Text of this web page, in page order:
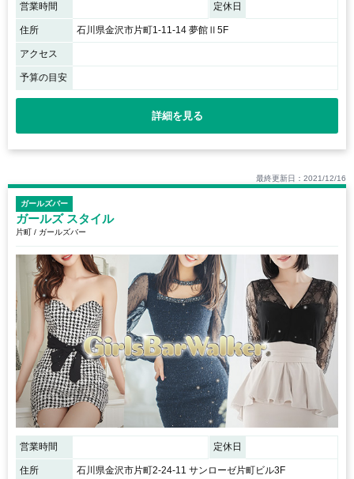
営業時間 定休日
住所 石川県金沢市片町1-11-14 夢館Ⅱ5F
アクセス
予算の目安
詳細を見る
最終更新日：2021/12/16
ガールズバー
ガールズ スタイル
片町 / ガールズバー
営業時間 定休日
住所 石川県金沢市片町2-24-11 サンローゼ片町ビル3F